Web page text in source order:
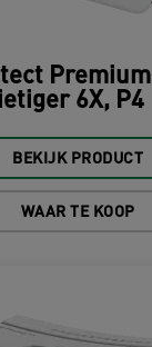
Premium
6X, P4
BEKIJK PRODUCT
WAAR TE KOOP